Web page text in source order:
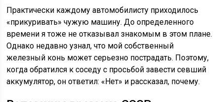
Практически каждому автомобилисту приходилось
«прикуривать» чужую машину. До определенного
времени я тоже не отказывал знакомым в этом плане.
Однако недавно узнал, что мой собственный
железный конь может серьезно пострадать. Поэтому,
когда обратился к соседу с просьбой завести севший
аккумулятор, он ответил: «Нет» и рассказал, почему.